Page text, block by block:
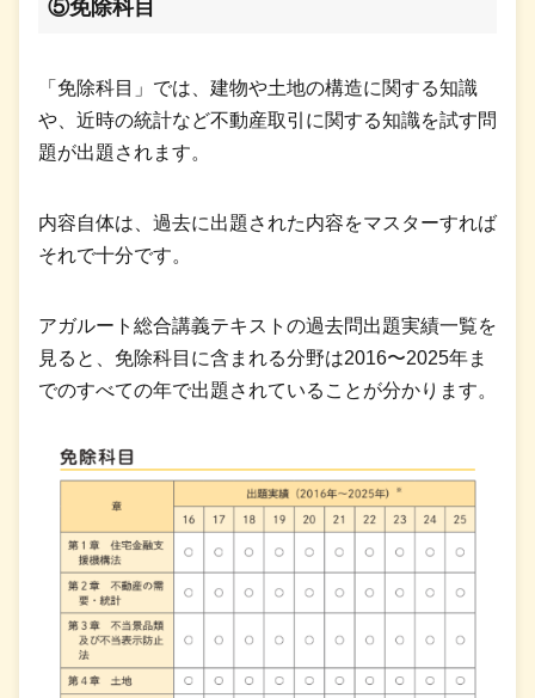
⑤免除科目
「免除科目」では、建物や土地の構造に関する知識
や、近時の統計など不動産取引に関する知識を試す問
題が出題されます。
内容自体は、過去に出題された内容をマスターすれば
それで十分です。
アガルート総合講義テキストの過去問出題実績一覧を
見ると、免除科目に含まれる分野は2016〜2025年ま
でのすべての年で出題されていることが分かります。